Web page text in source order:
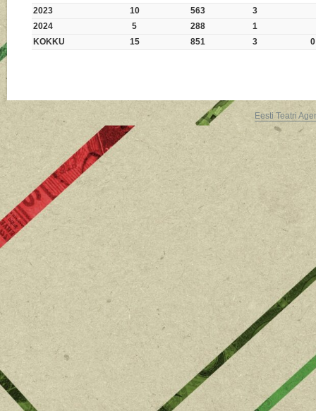
2023
10 563
3
2024
5 288
1
KOKKU
15 851 3 0
Eesti Teatri